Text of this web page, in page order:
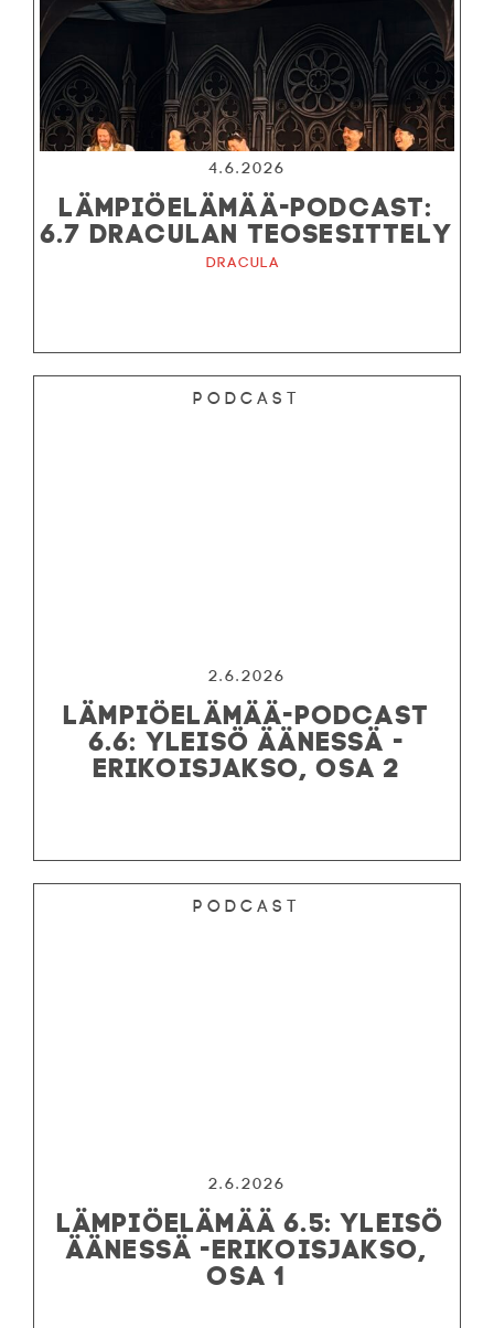
4.6.2026
LÄMPIÖELÄMÄÄ-PODCAST:
6.7 DRACULAN TEOSESITTELY
Dracula
Podcast
2.6.2026
LÄMPIÖELÄMÄÄ-PODCAST
6.6: YLEISÖ ÄÄNESSÄ -
ERIKOISJAKSO, OSA 2
Podcast
2.6.2026
LÄMPIÖELÄMÄÄ 6.5: YLEISÖ
ÄÄNESSÄ -ERIKOISJAKSO,
OSA 1